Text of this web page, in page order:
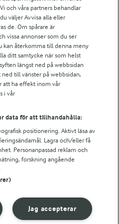
och våra partners behandlar
väljer Avvisa alla eller
de. Om spårare är
vissa annonser som du ser
kan återkomma till denna meny
ditt samtycke när som helst
längst ned på webbsidan
till vänster på webbsidan,
att ha effekt inom vår
i vår
data för att tillhandahålla:
positionering. Aktivt läsa av
Lagra och/eller få
Personanpassad reklam och
forskning angående
Jag accepterar